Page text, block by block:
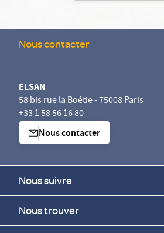
Nous contacter
ELSAN
58 bis rue la Boétie - 75008 Paris
+33 1 58 56 16 80
Nous contacter
Nous suivre
Nous trouver